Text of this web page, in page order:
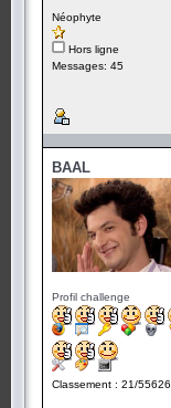
Néophyte
Hors ligne
Messages: 45
BAAL
Profil challenge
Classement : 21/55626